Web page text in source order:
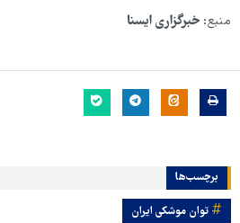
منبع: خبرگزاری ایسنا
برچسب‌ها
توان موشکی ایران